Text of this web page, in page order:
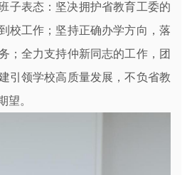
子表态：坚决拥护省教育工委的
校工作；坚持正确办学方向，落
；全力支持仲新同志的工作，团
引领学校高质量发展，不负省教
望。